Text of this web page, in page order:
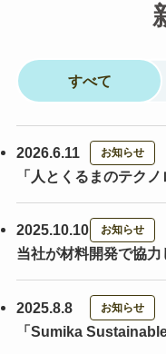
すべて
2026.6.11 お知らせ
「人とくるまのテク
2025.10.10 お知らせ
当社が材料開発で協
阪・関西万博で展示さ
2025.8.8
お知らせ
「Sumika